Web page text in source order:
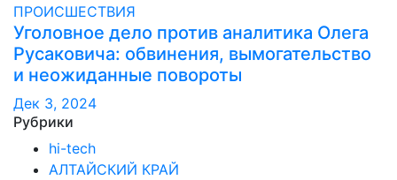
ПРОИСШЕСТВИЯ
Уголовное дело против аналитика Олега
Русаковича: обвинения, вымогательство
и неожиданные повороты
Дек 3, 2024
Рубрики
hi-tech
АЛТАЙСКИЙ КРАЙ